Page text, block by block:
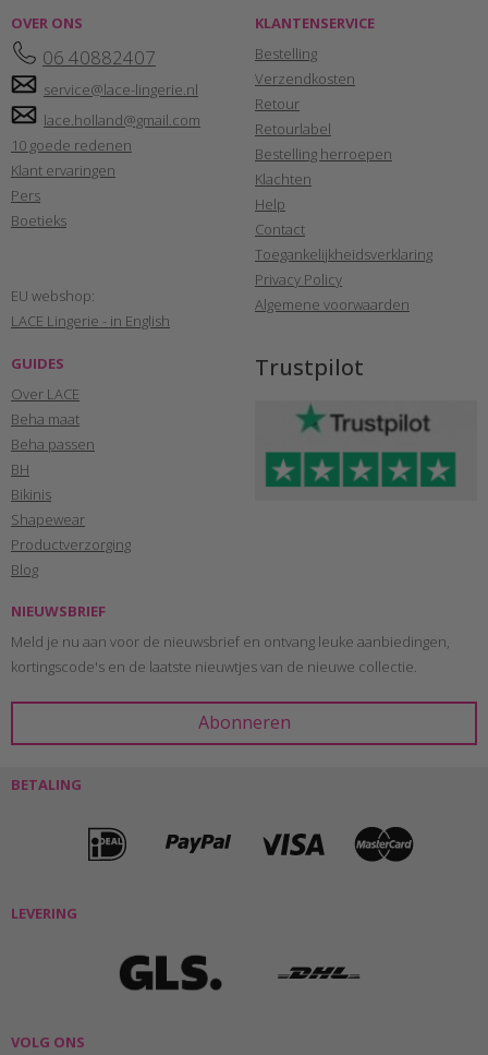
OVER ONS
06 40882407
service@lace-lingerie.nl
lace.holland@gmail.com
10 goede redenen
Klant ervaringen
Pers
Boetieks
EU webshop:
LACE Lingerie - in English
KLANTENSERVICE
Bestelling
Verzendkosten
Retour
Retourlabel
Bestelling herroepen
Klachten
Help
Contact
Toegankelijkheidsverklaring
Privacy Policy
Algemene voorwaarden
GUIDES
Over LACE
Beha maat
Beha passen
BH
Bikinis
Shapewear
Productverzorging
Blog
Trustpilot
NIEUWSBRIEF
Meld je nu aan voor de nieuwsbrief en ontvang leuke aanbiedingen,
kortingscode's en de laatste nieuwtjes van de nieuwe collectie.
BETALING
LEVERING
VOLG ONS